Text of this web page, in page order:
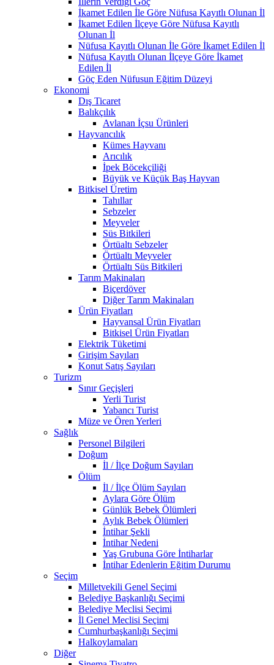
İkamet Edilen İle Göre Nüfusa Kayıtlı Olunan İl
İkamet Edilen İlçeye Göre Nüfusa Kayıtlı
Olunan İl
Nüfusa Kayıtlı Olunan İle Göre İkamet Edilen İl
Nüfusa Kayıtlı Olunan İlçeye Göre İkamet
Edilen İl
Göç Eden Nüfusun Eğitim Düzeyi
Ekonomi
Dış Ticaret
Balıkçılık
Avlanan İçsu Ürünleri
Hayvancılık
Kümes Hayvanı
Arıcılık
İpek Böcekçiliği
Büyük ve Küçük Baş Hayvan
Bitkisel Üretim
Tahıllar
Sebzeler
Meyveler
Süs Bitkileri
Örtüaltı Sebzeler
Örtüaltı Meyveler
Örtüaltı Süs Bitkileri
Tarım Makinaları
Biçerdöver
Diğer Tarım Makinaları
Ürün Fiyatları
Hayvansal Ürün Fiyatları
Bitkisel Ürün Fiyatları
Elektrik Tüketimi
Girişim Sayıları
Konut Satış Sayıları
Turizm
Sınır Geçişleri
Yerli Turist
Yabancı Turist
Müze ve Ören Yerleri
Sağlık
Personel Bilgileri
Doğum
İl / İlçe Doğum Sayıları
Ölüm
İl / İlçe Ölüm Sayıları
Aylara Göre Ölüm
Günlük Bebek Ölümleri
Aylık Bebek Ölümleri
İntihar Şekli
İntihar Nedeni
Yaş Grubuna Göre İntiharlar
İntihar Edenlerin Eğitim Durumu
Seçim
Milletvekili Genel Seçimi
Belediye Başkanlığı Seçimi
Belediye Meclisi Seçimi
İl Genel Meclisi Seçimi
Cumhurbaşkanlığı Seçimi
Halkoylamaları
Diğer